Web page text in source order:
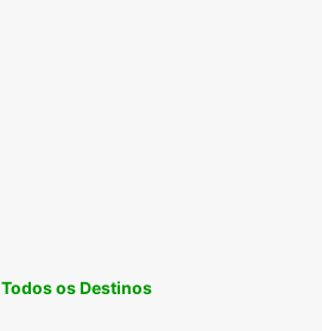
Todos os Destinos